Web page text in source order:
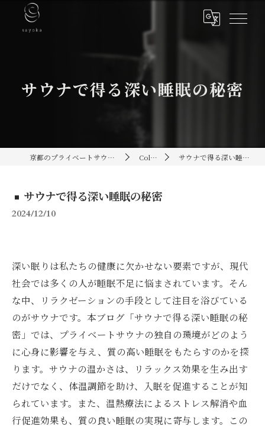
サウナで得る深い睡眠の秘密
京都のプライベートサウナ[sayoka] Column サウナで得る深い睡眠の秘密
サウナで得る深い睡眠の秘密
2024/12/10
深い眠りは私たちの健康に欠かせない要素ですが、現代
社会では多くの人が睡眠不足に悩まされています。そん
な中、リラクゼーションの手段として注目を浴びている
のがサウナです。本ブログ「サウナで得る深い睡眠の秘
密」では、プライベートサウナの独自の環境がどのよう
に心身に影響を与え、質の高い睡眠をもたらすのかを探
ります。サウナの温かさは、リラックス効果を生み出す
だけでなく、体温調節を助け、入眠を促進することが知
られています。また、温熱療法によるストレス解消や血
行促進効果も、質の良い睡眠の実現に寄与します。この